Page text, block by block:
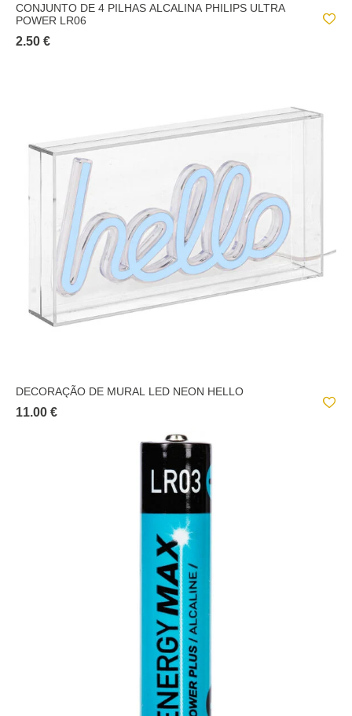
CONJUNTO DE 4 PILHAS ALCALINA PHILIPS ULTRA
POWER LR06
2.50 €
DECORAÇÃO DE MURAL LED NEON HELLO
11.00 €